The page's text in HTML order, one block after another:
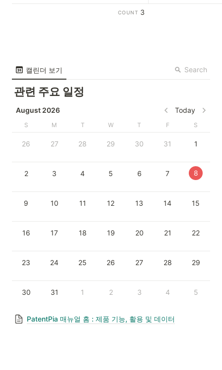
COUNT 3
캘린더 보기 Search
관련 주요 일정
August 2026 Today
S M T W T F S
26 27 28 29 30 31 1
2 3 4 5 6 7 8
9 10 11 12 13 14 15
16 17 18 19 20 21 22
23 24 25 26 27 28 29
30 31 1 2 3 4 5
PatentPia 매뉴얼 홈 : 제품 기능, 활용 및 데이터